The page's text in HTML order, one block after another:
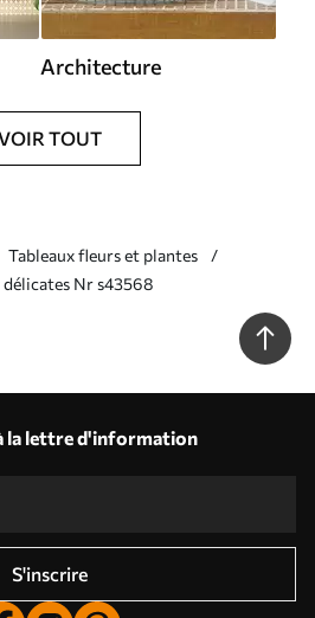
Architecture
TOUT
Tableaux fleurs et plantes
délicates Nr s43568
la lettre d'information
S'inscrire